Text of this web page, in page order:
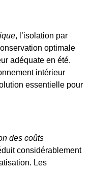
, l’isolation par
optimale
adéquate en été.
intérieur
essentielle pour
des coûts
considérablement
Les